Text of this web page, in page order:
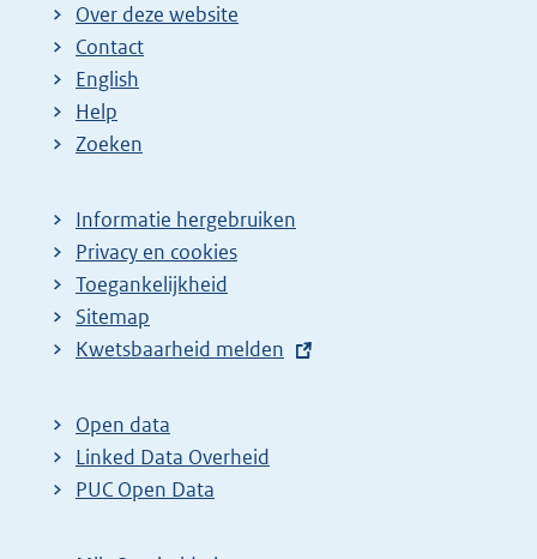
Over deze website
Contact
English
Help
Zoeken
Informatie hergebruiken
Privacy en cookies
Toegankelijkheid
Sitemap
E
t
e
r
Kwetsbaarheid melden
Open data
Linked Data Overheid
PUC Open Data